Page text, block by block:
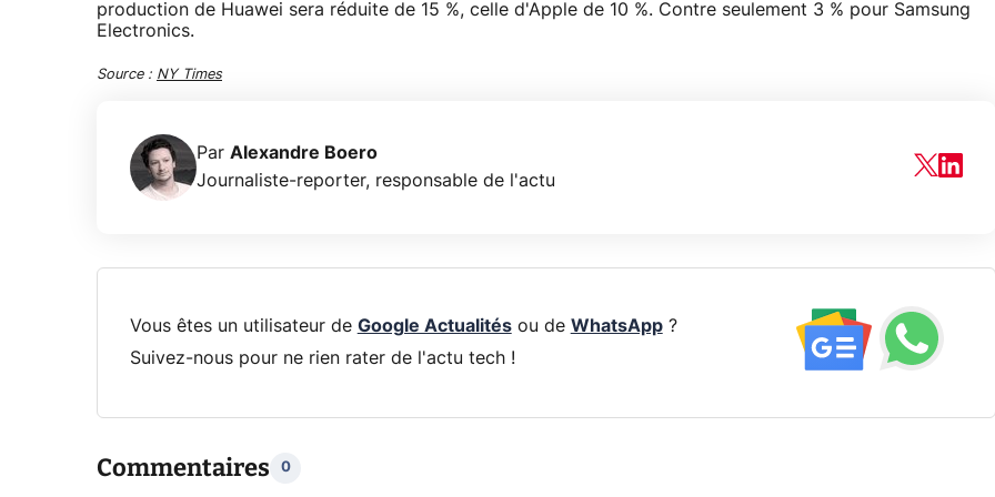
production de Huawei sera réduite de 15 %, celle d'Apple de 10 %. Contre seulement 3 % pour Samsung
Electronics.
Source : NY Times
Par Alexandre Boero
Journaliste-reporter, responsable de l'actu
Vous êtes un utilisateur de Google Actualitésou de WhatsApp?
Suivez-nous pour ne rien rater de l'actu tech !
Commentaires 0